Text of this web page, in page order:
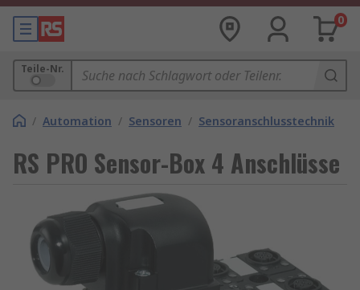
0
Teile-Nr.
/ Automation / Sensoren / Sensoranschlusstechnik
RS PRO Sensor-Box 4 Anschlüsse